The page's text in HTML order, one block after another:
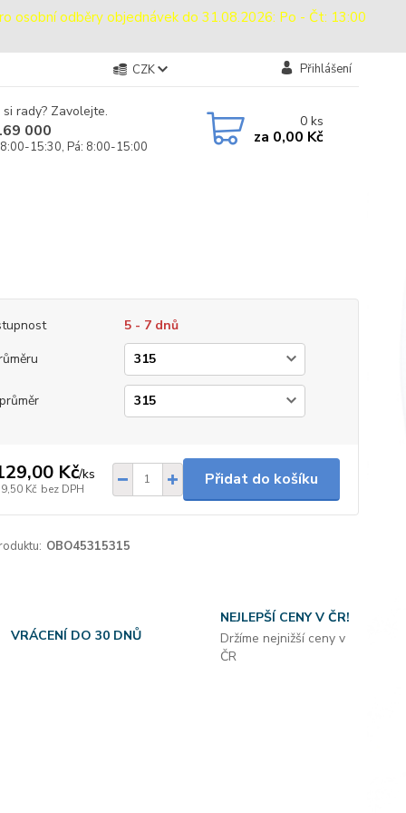
osobní odběry objednávek do 31.08.2026: Po - Čt: 13:00
CZK Přihlášení
rady? Zavolejte.
000
15:30, Pá: 8:00-15:00
0ks
za 0,00 Kč
5 - 7 dnů
Kč/ks
Kč bez DPH
Přidat do košíku
OBO45315315
VRÁCENÍ DO 30 DNŮ
NEJLEPŠÍ CENY V ČR!
Držíme nejnižší ceny v
ČR